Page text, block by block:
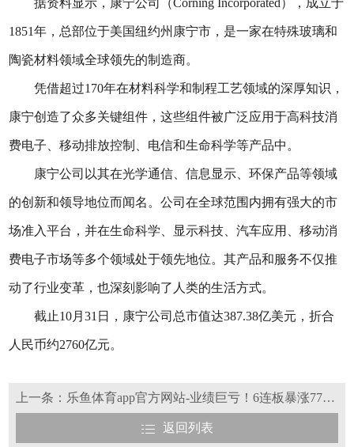
据资料显示，康宁公司（Corning Incorporated），成立于
1851年，总部位于美国纽约州康宁市，是一家在特殊玻璃和
陶瓷材料领域全球领先的制造商。
凭借超过170年在材料科学和制程工艺领域的深厚知识，
康宁创造了众多关键组件，这些组件被广泛应用于高科技消
费电子、移动排放控制、电信和生命科学等产品中。
康宁公司以其在光学通信、信息显示、环保产品等领域
的创新和领导地位而闻名。公司在全球范围内拥有强大的市
场准入平台，并在生命科学、显示科技、汽车应用、移动消
费电子市场等多个领域处于领先地位。其产品和服务不仅推
动了行业变革，也深刻影响了人类的生活方式。
截止10月31日，康宁公司总市值达387.38亿美元，折合
人民币约2760亿元。
上一条：乐鱼体育app官方网站-业绩巨亏！6连板暴涨77%！又一光伏企业逆天反转
返回列表